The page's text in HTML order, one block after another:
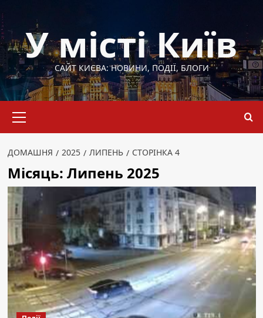
до
вмістуУ місті Київ
САЙТ КИЄВА: НОВИНИ, ПОДІЇ, БЛОГИ
меню
ДОМАШНЯ 2025 ЛИПЕНЬ СТОРІНКА 4
Місяць: Липень 2025